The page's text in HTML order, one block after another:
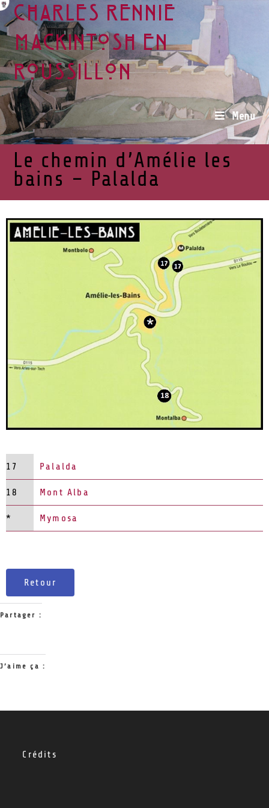
Charles Rennie
Mackintosh en
Roussillon
Menu
Le chemin d’Amélie les
bains – Palalda
17 Palalda
18 Mont Alba
* Mymosa
Retour
Partager :
J’aime ça :
Crédits